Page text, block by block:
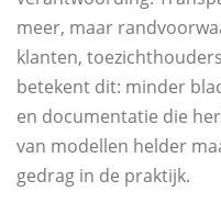
meer, maar
klanten,
betekent dit: minder
en documentatie die
van modellen helder
gedrag in de praktijk.